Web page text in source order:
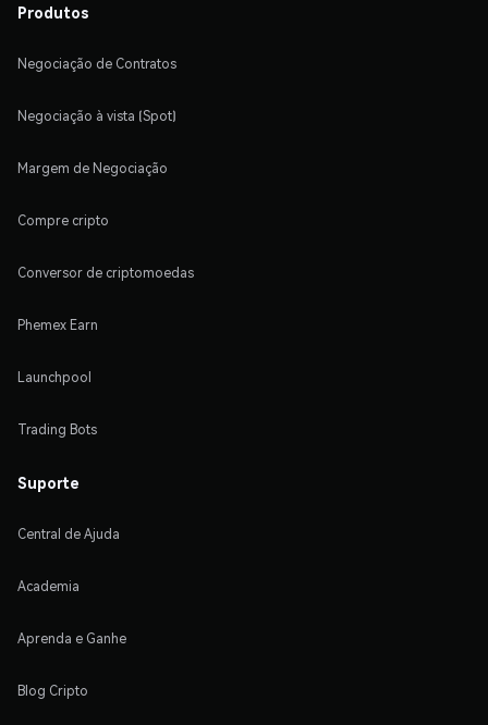
Produtos
Negociação de Contratos
Negociação à vista (Spot)
Margem de Negociação
Compre cripto
Conversor de criptomoedas
Phemex Earn
Launchpool
Trading Bots
Suporte
Central de Ajuda
Academia
Aprenda e Ganhe
Blog Cripto